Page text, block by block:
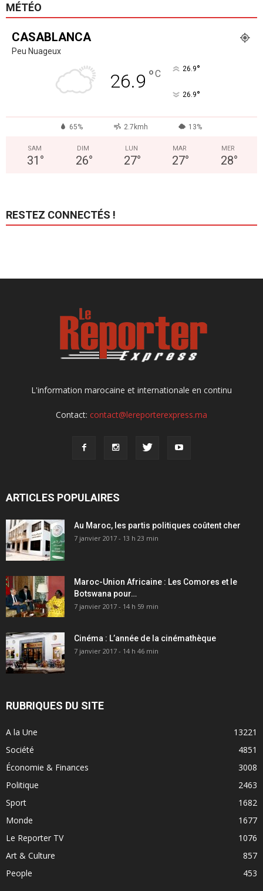
MÉTÉO
CASABLANCA
Peu Nuageux
26.9 °C 26.9°
26.9°
65% 2.7kmh 13%
SAM
31 °
DIM
26°
LUN
27°
MAR
27°
MER
28°
RESTEZ CONNECTÉS !
L'information marocaine et internationale en continu
Contact: contact@lereporterexpress.ma
ARTICLES POPULAIRES
Au Maroc, les partis politiques coûtent cher
7 janvier 2017 - 13 h 23 min
Maroc-Union Africaine : Les Comores et le
Botswana pour…
7 janvier 2017 - 14 h 59 min
Cinéma : L’année de la cinémathèque
7 janvier 2017 - 14 h 46 min
RUBRIQUES DU SITE
A la Une
13221
Société
4851
Économie & Finances
3008
Politique
2463
Sport
1682
Monde
1677
Le Reporter TV
1076
Art & Culture
857
People
453